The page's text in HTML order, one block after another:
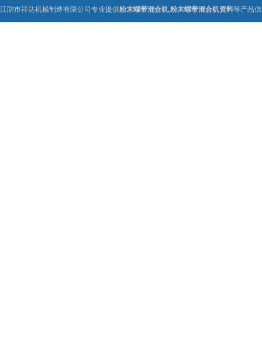
江阴市祥达机械制造有限公司专业提供粉末螺带混合机,粉末螺带混合机资料等产品